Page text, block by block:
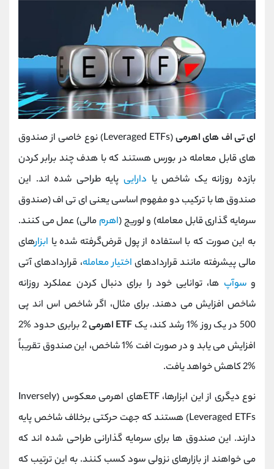
ای ‌تی ‌اف ‌های اهرمی
(Leveraged ETFs) نوع خاصی از صندوق
‌های قابل معامله در بورس هستند که با هدف چند برابر کردن
بازده روزانه یک شاخص یا دارایی پایه طراحی شده ‌اند. این
صندوق ‌ها با ترکیب دو مفهوم اساسی یعنی ای ‌تی ‌اف (صندوق
سرمایه‌ گذاری قابل معامله) و لوریج (اهرم مالی) عمل می‌ کنند.
به این صورت که با استفاده از پول قرض‌گرفته شده یا ابزارهای
مالی پیشرفته مانند قراردادهای اختیار معامله، قراردادهای آتی
وسوآپ ‌ها، توانایی خود را برای دنبال کردن عملکرد روزانه
شاخص افزایش می ‌دهند. برای مثال، اگر شاخص اس ‌اند پی
500 در یک روز %1 رشد کند، یک
ETF اهرمی
2 برابری حدود %2
افزایش می‌ یابد و در صورت افت %1 شاخص، این صندوق تقریباً
%2 کاهش خواهد یافت.
نوع دیگری از این ابزارها، ETF‌های اهرمی معکوس (Inversely
Leveraged ETFs) هستند که جهت حرکتی برخلاف شاخص پایه
دارند. این صندوق ‌ها برای سرمایه ‌گذارانی طراحی شده ‌اند که
می‌ خواهند از بازارهای نزولی سود کسب کنند. به این ترتیب که